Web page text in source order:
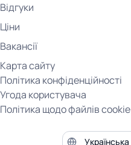
Відгуки
Ціни
Вакансії
Карта сайту
Політика конфіденційності
Угода користувача
Політика щодо файлів cookie
Мова сайту